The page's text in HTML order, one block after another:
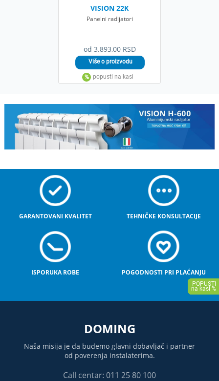
od 3.893,00 RSD
VISION 22K
Panelni radijatori
GARANTOVANI KVALITET TEHNIČKE KONSULTACIJE
ISPORUKA ROBE POGODNOSTI PRI PLAĆANJU
DOMING
Naša misija je da budemo glavni dobavljač i partner
od poverenja instalaterima.
Call centar: 011 25 80 100